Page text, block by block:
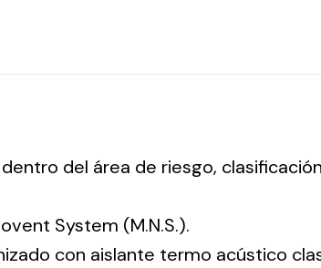
del área de riesgo,
System (M.N.S.).
con aislante termo acústico